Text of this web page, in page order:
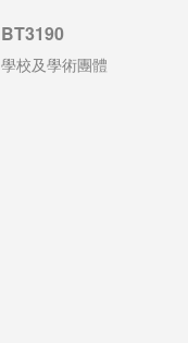
BT3190
學校及學術團體